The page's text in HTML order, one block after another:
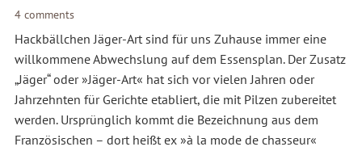
4 comments
Hackbällchen Jäger-Art sind für uns Zuhause immer eine
willkommene Abwechslung auf dem Essensplan. Der Zusatz
„Jäger“ oder »Jäger-Art« hat sich vor vielen Jahren oder
Jahrzehnten für Gerichte etabliert, die mit Pilzen zubereitet
werden. Ursprünglich kommt die Bezeichnung aus dem
Französischen – dort heißt ex »à la mode de chasseur«